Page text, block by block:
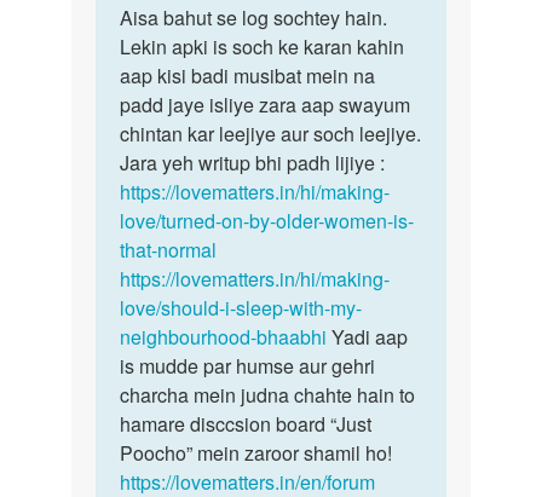
to
Muje
ek
unti
ke
pyar
ho
gya…
by
Baban
Aisa
bahut
se
log
sochtey…
Aisa bahut se log sochtey hain.
Lekin apki is soch ke karan kahin
aap kisi badi musibat mein na
padd jaye isliye zara aap swayum
chintan kar leejiye aur soch leejiye.
Jara yeh writup bhi padh lijiye :
https://lovematters.in/hi/making-
love/turned-on-by-older-women-is-
that-normal
https://lovematters.in/hi/making-
love/should-i-sleep-with-my-
neighbourhood-bhaabhi Yadi aap
is mudde par humse aur gehri
charcha mein judna chahte hain to
hamare disccsion board “Just
Poocho” mein zaroor shamil ho!
https://lovematters.in/en/forum